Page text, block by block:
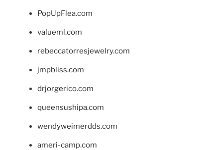
PopUpFlea.com
valueml.com
rebeccatorresjewelry.com
jmpbliss.com
drjorgerico.com
queensushipa.com
wendyweimerdds.com
ameri-camp.com